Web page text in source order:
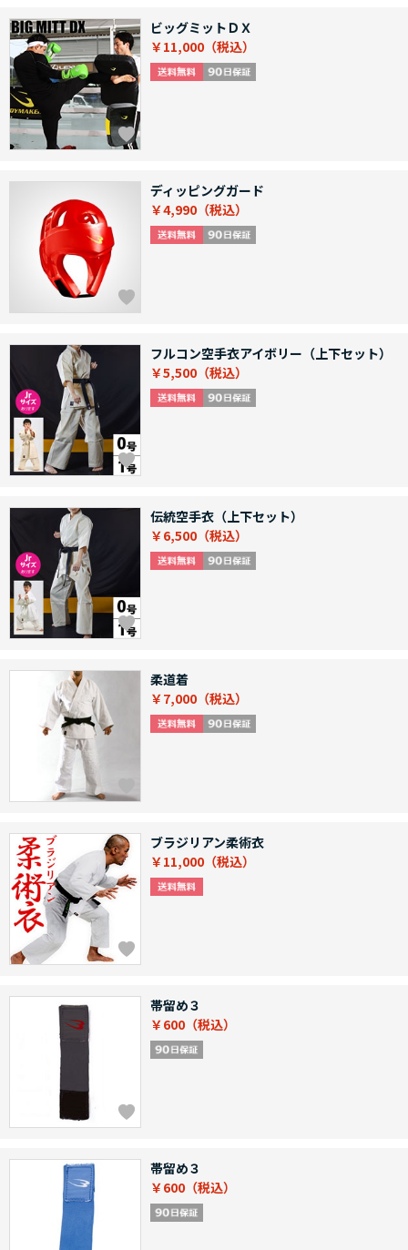
ビッグミットＤＸ
￥11,000
ディッピングガード
￥4,990
フルコン空手衣アイボリー（上下セット）
￥5,500
伝統空手衣（上下セット）
￥6,500
柔道着
￥7,000
ブラジリアン柔術衣
￥11,000
帯留め３
￥600
帯留め３
￥600